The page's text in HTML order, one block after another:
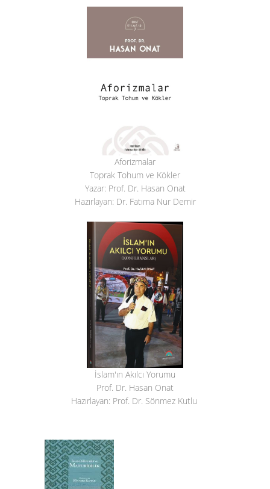
Aforizmalar
Toprak Tohum ve Kökler
Yazar: Prof. Dr. Hasan Onat
Hazırlayan: Dr. Fatıma Nur Demir
İslam'ın Akılcı Yorumu
Prof. Dr. Hasan Onat
Hazırlayan: Prof. Dr. Sönmez Kutlu